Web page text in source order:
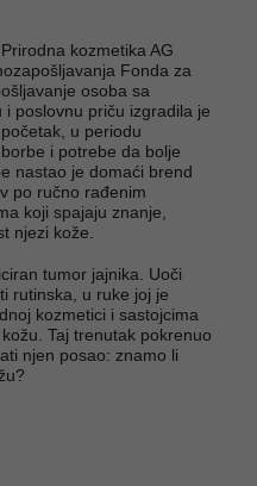
kozmetika AG
Fonda za
osoba sa
poslovnu priču izgradila je
u periodu
i potrebe da bolje
nastao je domaći brend
po ručno rađenim
koji spajaju znanje,
njezi kože.
tumor jajnika. Uoči
rutinska, u ruke joj je
kozmetici i sastojcima
Taj trenutak pokrenuo
njen posao: znamo li